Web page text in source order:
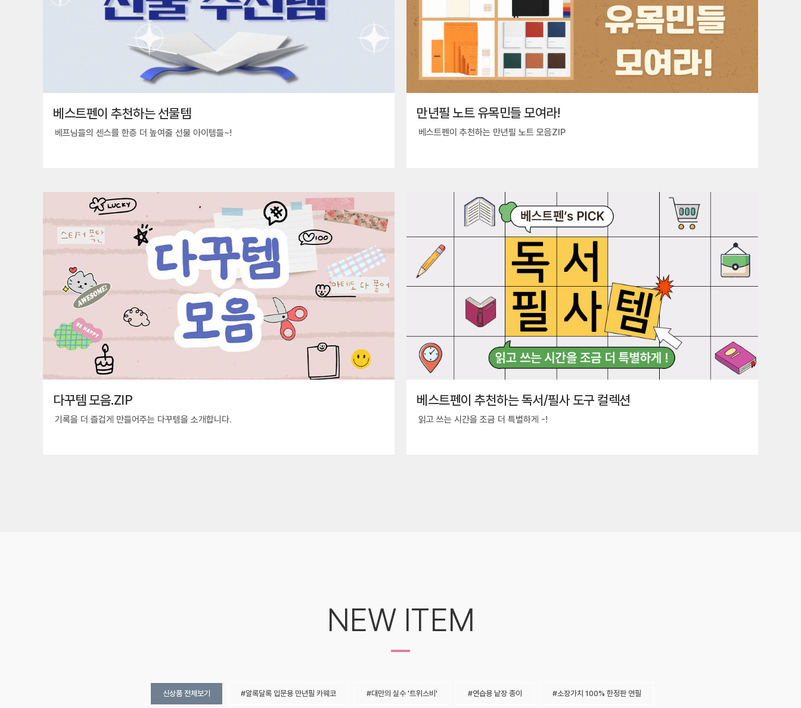
베스트펜이 추천하는 선물템
베프님들의 센스를 한층 더 높여줄 선물 아이템들~!
만년필 노트 유목민들 모여라!
베스트펜이 추천하는 만년필 노트 모음ZIP
다꾸템 모음.ZIP
기록을 더 즐겁게 만들어주는 다꾸템을 소개합니다.
베스트펜이 추천하는 독서/필사 도구 컬렉션
읽고 쓰는 시간을 조금 더 특별하게 -!
NEW ITEM
-
신상품 전체보기 알록달록 입문용 만년필 카웨코 대만의 실수 '트위스비' 연습용 낱장 종이 소장가치 100% 한정판 연필